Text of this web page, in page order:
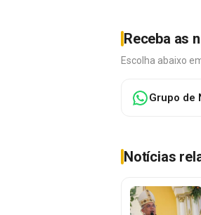
Receba as
Escolha abaixo
Grupo de
Notícias